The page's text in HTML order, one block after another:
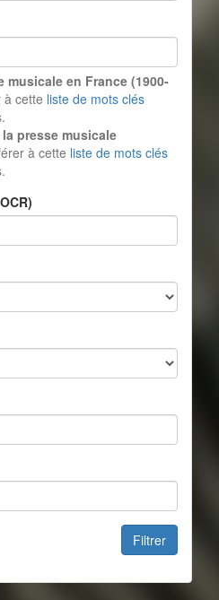
musicale en France (1900-
à cette liste de mots clés
presse musicale
à cette liste de mots clés
Filtrer